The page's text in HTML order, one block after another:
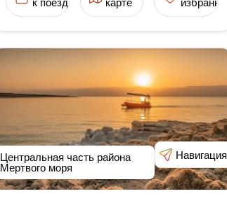
к поездке
карте
избранное
Центральная часть района
Мертвого моря
Навигация